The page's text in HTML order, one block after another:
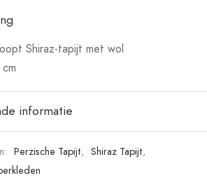
Shiraz-tapijt met wol
informatie
Perzische Tapijt, Shiraz Tapijt,